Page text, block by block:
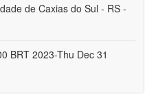
de Caxias do Sul - RS -
BRT 2023-Thu Dec 31